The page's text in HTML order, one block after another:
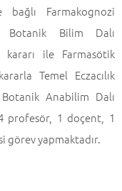
bağlı Farmakognozi
Botanik Bilim Dalı
kararı ile Farmasötik
Temel Eczacılık
Anabilim Dalı
profesör, 1 doçent, 1
görev yapmaktadır.